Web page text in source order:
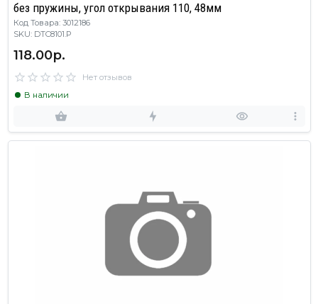
без пружины, угол открывания 110, 48мм
Код Товара: 3012186
SKU: DTC8101.P
118.00р.
Нет отзывов
В наличии